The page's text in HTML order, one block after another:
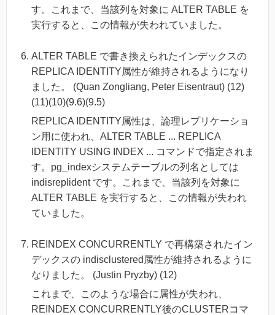
す。これまで、当該列を対象に ALTER TABLE を
実行すると、この情報が失われていました。
ALTER TABLE で書き換えられたインデックスの
REPLICA IDENTITY属性が維持されるようになり
ました。 (Quan Zongliang, Peter Eisentraut) (12)
(11)(10)(9.6)(9.5)
REPLICA IDENTITY属性は、論理レプリケーショ
ン用に使われ、ALTER TABLE ... REPLICA
IDENTITY USING INDEX ... コマンドで指定されま
す。pg_indexシステムテーブルの列名としては
indisreplident です。これまで、当該列を対象に
ALTER TABLE を実行すると、この情報が失われ
ていました。
REINDEX CONCURRENTLY で再構築されたイン
デックスの indisclustered属性が維持されるように
なりました。 (Justin Pryzby) (12)
これまで、このような場合に属性が失われ、
REINDEX CONCURRENTLY後のCLUSTERコマ